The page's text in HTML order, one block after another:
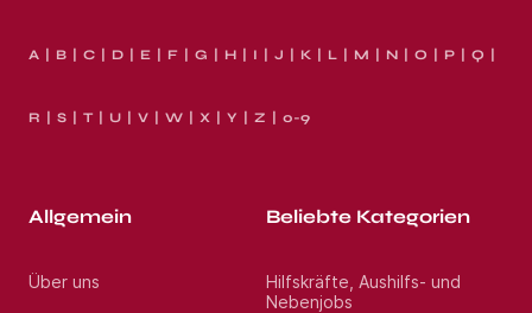
A B C D E F G H I J K L M N O P Q
R S T U V W X Y Z 0-9
Allgemein
Über uns
Beliebte Kategorien
Hilfskräfte, Aushilfs- und
Nebenjobs